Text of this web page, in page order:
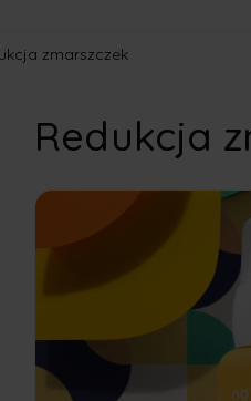
zmarszczek
Redukcja